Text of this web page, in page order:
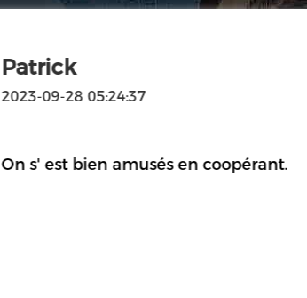
Patrick
2023-09-28 05:24:37
On s' est bien amusés en coopérant.